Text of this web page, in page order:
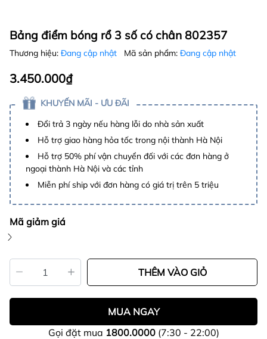
Bảng điểm bóng rổ 3 số có chân 802357
Thương hiệu: Đang cập nhật Mã sản phẩm: Đang cập nhật
3.450.000₫
KHUYẾN MÃI - ƯU ĐÃI
Đổi trả 3 ngày nếu hàng lỗi do nhà sản xuất
Hỗ trợ giao hàng hỏa tốc trong nội thành Hà Nội
Hỗ trợ 50% phí vận chuyển đối với các đơn hàng ở
ngoại thành Hà Nội và các tỉnh
Miễn phí ship với đơn hàng có giá trị trên 5 triệu
Mã giảm giá
THÊM VÀO GIỎ
MUA NGAY
Gọi đặt mua 1800.0000(7:30 - 22:00)